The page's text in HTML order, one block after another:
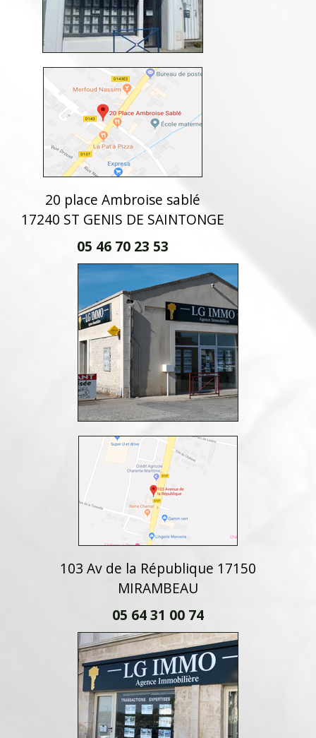
20 place Ambroise sablé
17240 ST GENIS DE SAINTONGE
05 46 70 23 53
103 Av de la République 17150
MIRAMBEAU
05 64 31 00 74